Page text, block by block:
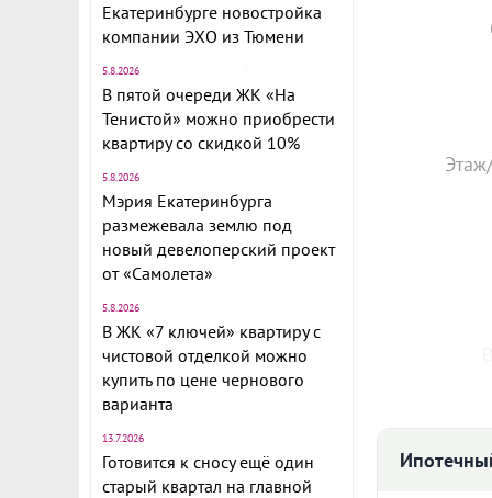
Екатеринбурге новостройка
компании ЭХО из Тюмени
5.8.2026
В пятой очереди ЖК «На
Тенистой» можно приобрести
квартиру со скидкой 10%
5.8.2026
Мэрия Екатеринбурга
размежевала землю под
новый девелоперский проект
от «Самолета»
5.8.2026
В ЖК «7 ключей» квартиру с
чистовой отделкой можно
купить по цене чернового
варианта
13.7.2026
Готовится к сносу ещё один
старый квартал на главной